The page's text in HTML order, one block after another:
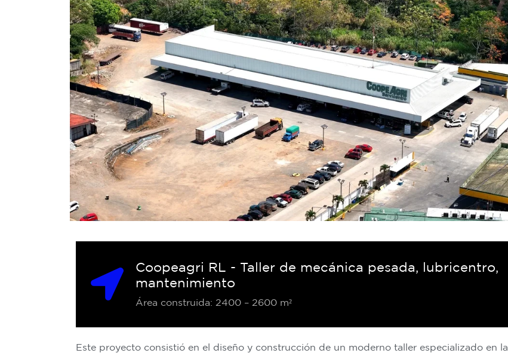
Coopeagri RL - Taller de mecánica pesada, lubricentro,
mantenimiento
Área construida: 2400 – 2600 m²
Este proyecto consistió en el diseño y construcción de un moderno taller especializado en la